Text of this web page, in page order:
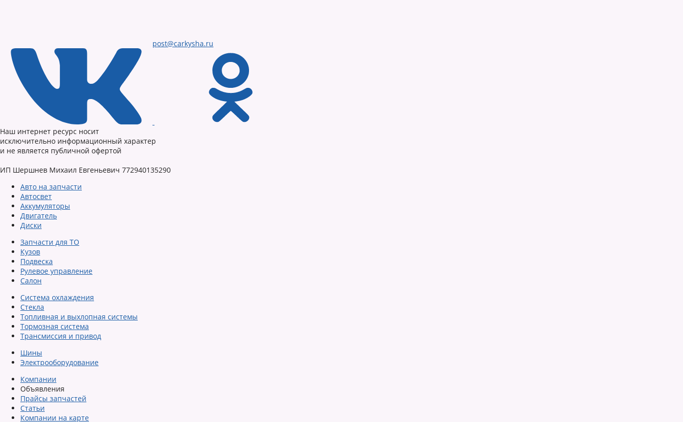
post@carkysha.ru
Наш интернет ресурс носит
исключительно информационный характер
и не является публичной офертой
ИП Шершнев Михаил Евгеньевич 772940135290
Авто на запчасти
Автосвет
Аккумуляторы
Двигатель
Диски
Запчасти для ТО
Кузов
Подвеска
Рулевое управление
Салон
Система охлаждения
Стекла
Топливная и выхлопная системы
Тормозная система
Трансмиссия и привод
Шины
Электрооборудование
Компании
Объявления
Прайсы запчастей
Статьи
Компании на карте